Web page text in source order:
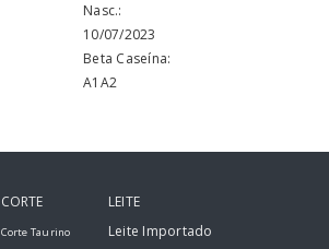
Nasc.:
10/07/2023
Beta Caseína:
A1A2
CORTE
Corte Taurino
LEITE
Leite Importado